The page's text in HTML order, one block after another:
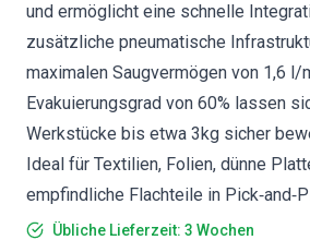
und ermöglicht eine schnelle
zusätzliche pneumatische
maximalen Saugvermögen von 1,6 l/
Evakuierungsgrad von 60% lassen
Werkstücke bis etwa 3kg sicher
Ideal für Textilien, Folien, dünne
empfindliche Flachteile in
Übliche Lieferzeit: 3 Wochen